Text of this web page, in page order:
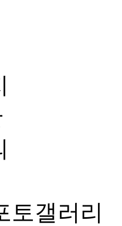
토갤러리